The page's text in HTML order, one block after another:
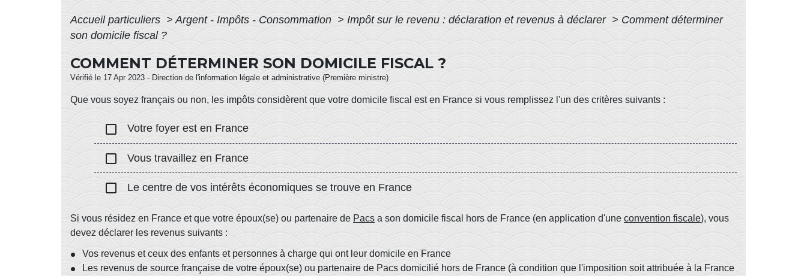
Accueil particuliers > Argent - Impôts - Consommation > Impôt sur le revenu : déclaration et revenus à déclarer > Comment déterminer
son domicile fiscal ?
COMMENT DÉTERMINER SON DOMICILE FISCAL ?
Vérifié le 17 Apr 2023 - Direction de l'information légale et administrative (Première ministre)
Que vous soyez français ou non, les impôts considèrent que votre domicile fiscal est en France si vous remplissez l'un des critères suivants :
check_box_outline_blank Votre foyer est en France
check_box_outline_blank Vous travaillez en France
check_box_outline_blank Le centre de vos intérêts économiques se trouve en France
Si vous résidez en France et que votre époux(se) ou partenaire de Pacs a son domicile fiscal hors de France (en application d'une convention fiscale), vous
devez déclarer les revenus suivants :
Vos revenus et ceux des enfants et personnes à charge qui ont leur domicile en France
Les revenus de source française de votre époux(se) ou partenaire de Pacs domicilié hors de France (à condition que l'imposition soit attribuée à la France